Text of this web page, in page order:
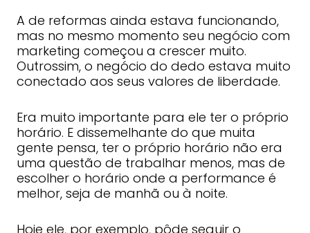
A de reformas ainda estava funcionando,
mas no mesmo momento seu negócio com
marketing começou a crescer muito.
Outrossim, o negócio do dedo estava muito
conectado aos seus valores de liberdade.
Era muito importante para ele ter o próprio
horário. E dissemelhante do que muita
gente pensa, ter o próprio horário não era
uma questão de trabalhar menos, mas de
escolher o horário onde a performance é
melhor, seja de manhã ou à noite.
Hoje ele, por exemplo, pôde seguir o